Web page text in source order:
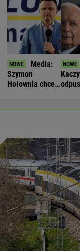
Media:
Szymon
Hołownia chce